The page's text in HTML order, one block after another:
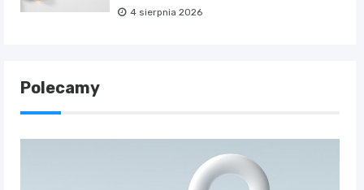
4 sierpnia 2026
Polecamy